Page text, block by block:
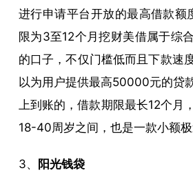
进行申请平台开放的最高借款额
限为3至12个月挖财美借属于综
的口子，不仅门槛低而且下款速
以为用户提供最高50000元的贷
上到账的，借款期限最长12个月
18-40周岁之间，也是一款小额
3、 阳光钱袋